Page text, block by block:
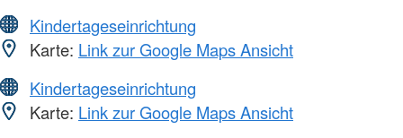
Kindertageseinrichtung
Karte: Link zur Google Maps Ansicht
Kindertageseinrichtung
Karte: Link zur Google Maps Ansicht